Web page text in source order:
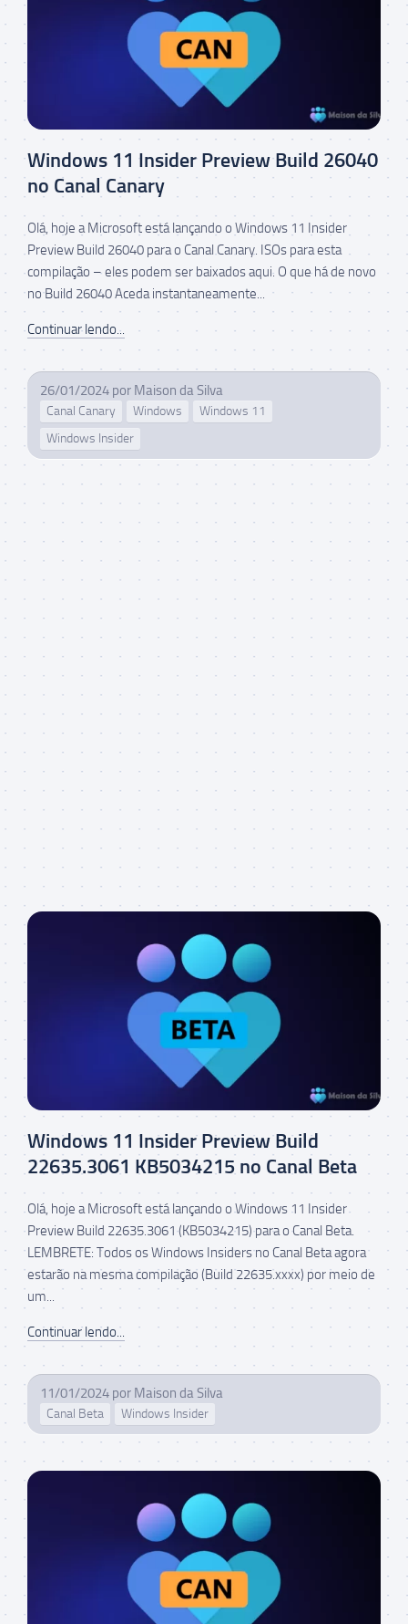
Windows 11 Insider Preview Build 26040
no Canal Canary
Olá, hoje a Microsoft está lançando o Windows 11 Insider
Preview Build 26040 para o Canal Canary. ISOs para esta
compilação – eles podem ser baixados aqui. O que há de novo
no Build 26040 Aceda instantaneamente...
Continuar lendo...
26/01/2024 por Maison da Silva
Canal Canary Windows
Windows 11
Windows Insider
Windows 11 Insider Preview Build
22635.3061 KB5034215 no Canal Beta
Olá, hoje a Microsoft está lançando o Windows 11 Insider
Preview Build 22635.3061 (KB5034215) para o Canal Beta.
LEMBRETE: Todos os Windows Insiders no Canal Beta agora
estarão na mesma compilação (Build 22635.xxxx) por meio de
um...
Continuar lendo...
11/01/2024 por Maison da Silva
Canal Beta Windows Insider